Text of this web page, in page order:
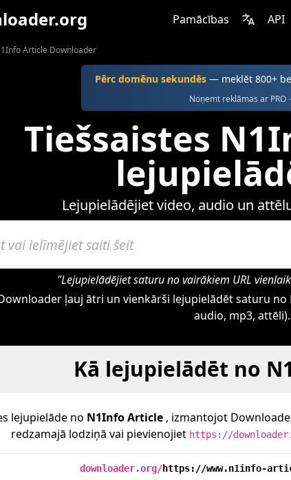
Pamācības API
Article Downloader
Pērc domēnu sekundēs— meklēt 800+
Noņemt reklāmas ar PRO
Tiešsaistes
Lejupielādējiet video, audio un
"Lejupielādējiet saturu no vairākiem URL
ļauj ātri un vienkārši lejupielādēt saturu
audio, mp3, attēli).
Kā lejupielādēt no
lejupielāde no N1Info Article, izmantojot
redzamajā lodziņā vai pievienojiet https://
downloader.org/https://www.n1info-